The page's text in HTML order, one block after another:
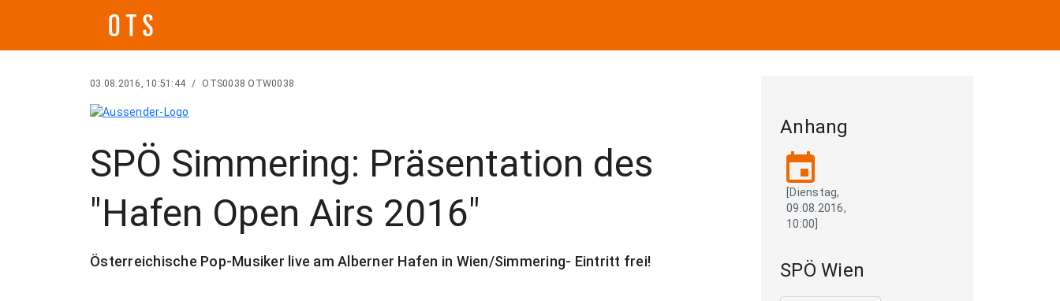
03.08.2016, 10:51:44 / OTS0038 OTW0038
SPÖ Simmering: Präsentation des
"Hafen Open Airs 2016"
Österreichische Pop-Musiker live am Alberner Hafen in Wien/Simmering- Eintritt frei!
Anhang
event
[Dienstag,
09.08.2016,
10:00]
SPÖ Wien